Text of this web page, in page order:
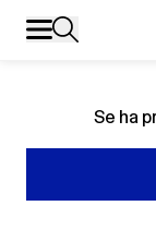
Se ha